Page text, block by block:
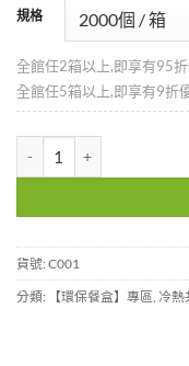
規格
全館任2箱以上,即享有95
全館任5箱以上,即享有9折
貨號: C001
分類:
【環保餐盒】專區 冷熱